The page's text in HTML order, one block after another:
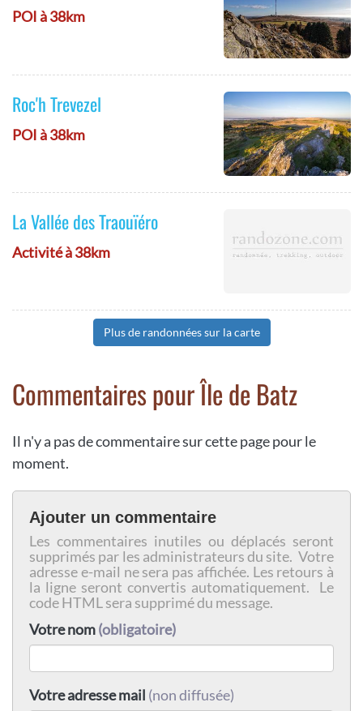
POI à 38km
Roc'h Trevezel
POI à 38km
La Vallée des Traouïéro
Activité à 38km
Plus de randonnées sur la carte
Commentaires pour Île de Batz
Il n'y a pas de commentaire sur cette page pour le
moment.
Ajouter un commentaire
Les commentaires inutiles ou déplacés seront
supprimés par les administrateurs du site. Votre
adresse e-mail ne sera pas affichée. Les retours à
la ligne seront convertis automatiquement. Le
code HTML sera supprimé du message.
Votre nom(obligatoire)
Votre adresse mail (non diffusée)